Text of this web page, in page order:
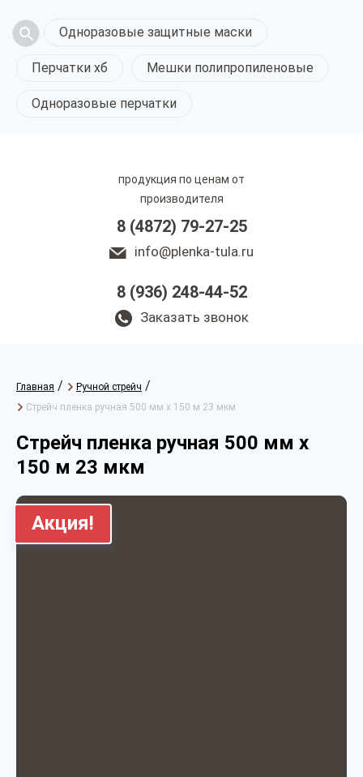
Одноразовые защитные маски
Перчатки хб Мешки полипропиленовые
Одноразовые перчатки
продукция по ценам от
производителя
8 (4872) 79-27-25
info@plenka-tula.ru
8 (936) 248-44-52
Заказать звонок
Главная / Ручной стрейч /
Стрейч пленка ручная 500 мм х 150 м 23 мкм
Стрейч пленка ручная 500 мм х
150 м 23 мкм
Акция!